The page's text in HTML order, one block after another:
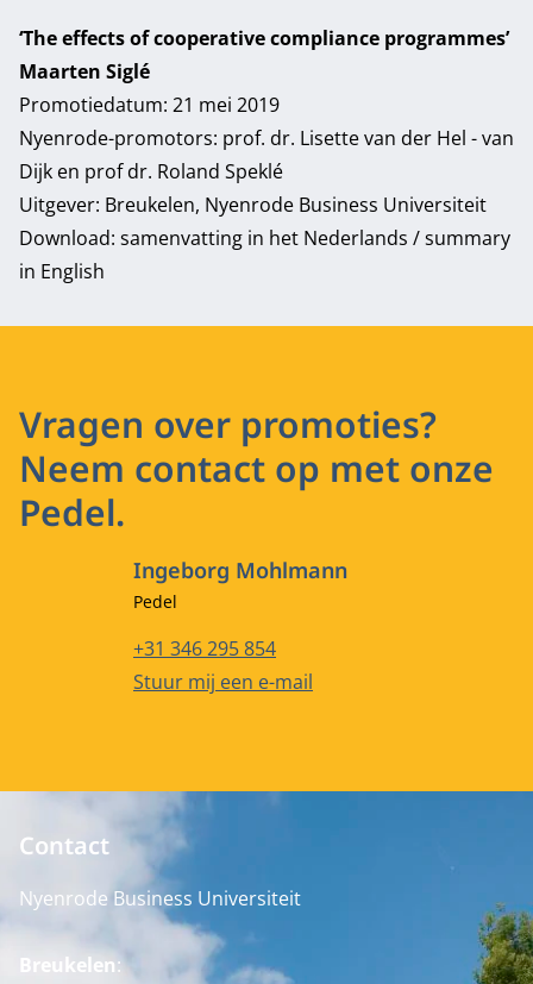
‘The effects of cooperative compliance programmes’
Maarten Siglé
Promotiedatum: 21 mei 2019
Nyenrode-promotors: prof. dr. Lisette van der Hel - van
Dijk en prof dr. Roland Speklé
Uitgever: Breukelen, Nyenrode Business Universiteit
Download: samenvatting in het Nederlands /summary
in English
Vragen over promoties?
Neem contact op met onze
Pedel.
Ingeborg Mohlmann
Functietitel
Pedel
Telefoonnummer
+31 346 295 854
E-mailadres
Stuur mij een e-mail
Contact
Nyenrode Business Universiteit
Breukelen: